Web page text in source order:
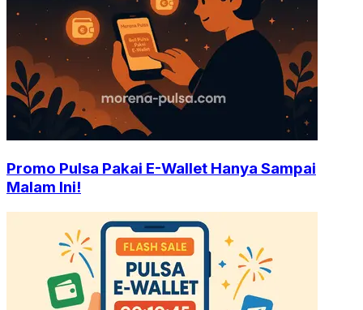
Promo Pulsa Pakai E-Wallet Hanya Sampai
Malam Ini!